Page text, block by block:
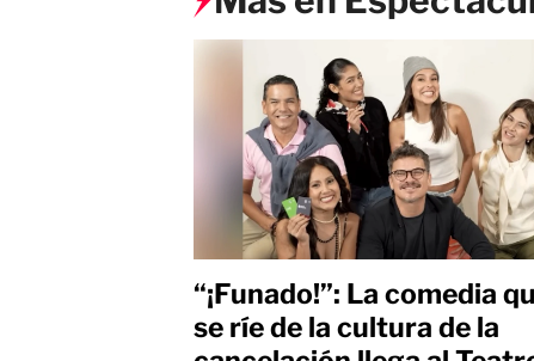
“¡Funado!”: La comedia
se ríe de la cultura de la